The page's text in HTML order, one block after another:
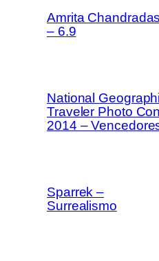
Amrita Chandradas
– 6.9
National
Traveler Photo
2014 –
Sparrek –
Surrealismo